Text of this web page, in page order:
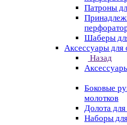
Патроны
Шаберы
Аксессуары для
Назад
Боковые
молотков
Долота
Наборы